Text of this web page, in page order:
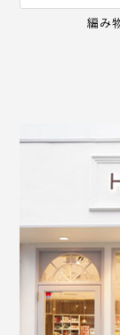
編み